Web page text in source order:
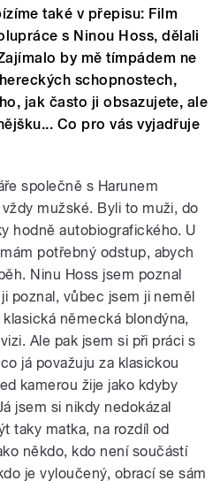
režisérem
Sladký.
Strašidla ad.). Pořad s
režisérem připravil
také v přepisu: Film
s Ninou Hoss, dělali
by mě tímpádem ne
schopnostech,
jak často ji obsazujete, ale
Co pro vás vyjadřuje
společně s Harunem
mužské. Byli to muži, do
hodně autobiografického. U
potřebný odstup, abych
Ninu Hoss jsem poznal
poznal, vůbec jsem ji neměl
německá blondýna,
Ale pak jsem si při práci s
já považuju za klasickou
kamerou žije jako kdyby
jsem si nikdy nedokázal
taky matka, na rozdíl od
někdo, kdo není součástí
je vyloučený, obrací se sám